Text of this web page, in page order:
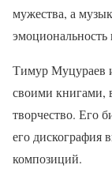
мужества, а
Тимур Муцураев
своими книгами,
творчество. Его
его дискография
композиций.